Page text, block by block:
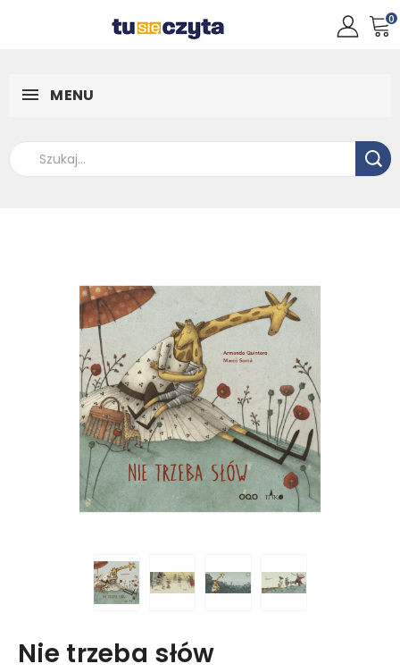
0
MENU
Nie trzeba słów